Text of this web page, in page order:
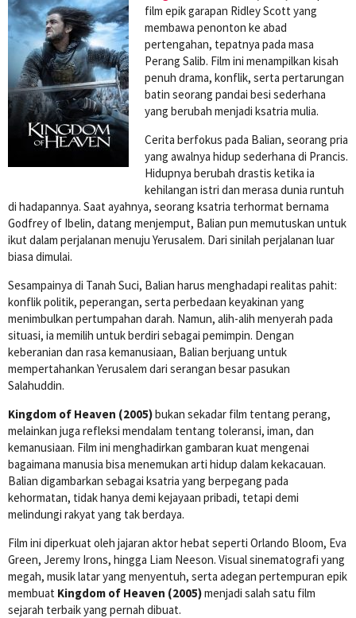
film epik garapan Ridley Scott yang
membawa penonton ke abad
pertengahan, tepatnya pada masa
Perang Salib. Film ini menampilkan kisah
penuh drama, konflik, serta pertarungan
batin seorang pandai besi sederhana
yang berubah menjadi ksatria mulia.
Cerita berfokus pada Balian, seorang pria
yang awalnya hidup sederhana di Prancis.
Hidupnya berubah drastis ketika ia
kehilangan istri dan merasa dunia runtuh
di hadapannya. Saat ayahnya, seorang ksatria terhormat bernama
Godfrey of Ibelin, datang menjemput, Balian pun memutuskan untuk
ikut dalam perjalanan menuju Yerusalem. Dari sinilah perjalanan luar
biasa dimulai.
Sesampainya di Tanah Suci, Balian harus menghadapi realitas pahit:
konflik politik, peperangan, serta perbedaan keyakinan yang
menimbulkan pertumpahan darah. Namun, alih-alih menyerah pada
situasi, ia memilih untuk berdiri sebagai pemimpin. Dengan
keberanian dan rasa kemanusiaan, Balian berjuang untuk
mempertahankan Yerusalem dari serangan besar pasukan
Salahuddin.
Kingdom of Heaven (2005)bukan sekadar film tentang perang,
melainkan juga refleksi mendalam tentang toleransi, iman, dan
kemanusiaan. Film ini menghadirkan gambaran kuat mengenai
bagaimana manusia bisa menemukan arti hidup dalam kekacauan.
Balian digambarkan sebagai ksatria yang berpegang pada
kehormatan, tidak hanya demi kejayaan pribadi, tetapi demi
melindungi rakyat yang tak berdaya.
Film ini diperkuat oleh jajaran aktor hebat seperti Orlando Bloom, Eva
Green, Jeremy Irons, hingga Liam Neeson. Visual sinematografi yang
megah, musik latar yang menyentuh, serta adegan pertempuran epik
membuat Kingdom of Heaven (2005)menjadi salah satu film
sejarah terbaik yang pernah dibuat.